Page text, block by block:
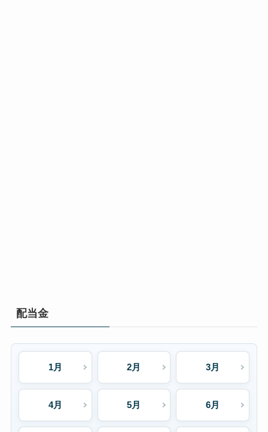
配当金
1月 2月 3月
4月 5月 6月